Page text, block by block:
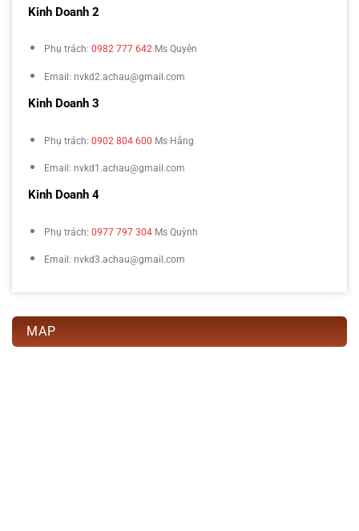
Kinh Doanh 2
Phụ trách: 0982 777 642 Ms Quyên
Email: nvkd2.achau@gmail.com
Kinh Doanh 3
Phụ trách: 0902 804 600 Ms Hằng
Email: nvkd1.achau@gmail.com
Kinh Doanh 4
Phụ trách: 0977 797 304 Ms Quỳnh
Email: nvkd3.achau@gmail.com
MAP